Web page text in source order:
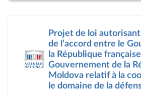
Projet de loi
de l’accord entre le
la République
Gouvernement de la
Moldova relatif à la
le domaine de la